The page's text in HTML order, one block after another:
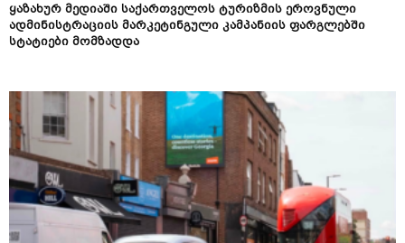
ყაზახურ მედიაში საქართველოს ტურიზმის ეროვნული
ადმინისტრაციის მარკეტინგული კამპანიის ფარგლებში
სტატიები მომზადდა